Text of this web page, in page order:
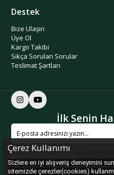
Destek
Bize Ulaşın
Üye Ol
Kargo Takibi
Sıkça Sorulan Sorular
Teslimat Şartları
İlk Senin
Kişiye özel indirimler, Özel
Üyelik koşullarınıvekişisel
Çerez Kullanımı
Sizlere en iyi alışveriş deneyimini
sitemizde çerezler(cookies)